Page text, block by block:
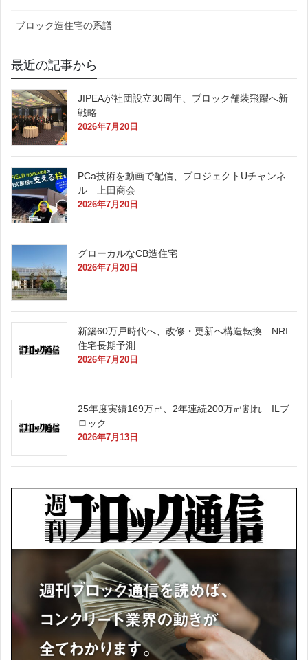
ブロック造住宅の系譜
最近の記事から
JIPEAが社団設立30周年、ブロック舗装飛躍へ新
戦略
2026年7月20日
PCa技術を動画で配信、プロジェクトUチャンネ
ル 上田商会
2026年7月20日
グローカルなCB造住宅
2026年7月20日
新築60万戸時代へ、改修・更新へ構造転換 NRI
住宅長期予測
2026年7月20日
25年度実績169万㎡、2年連続200万㎡割れ ILブ
ロック
2026年7月13日